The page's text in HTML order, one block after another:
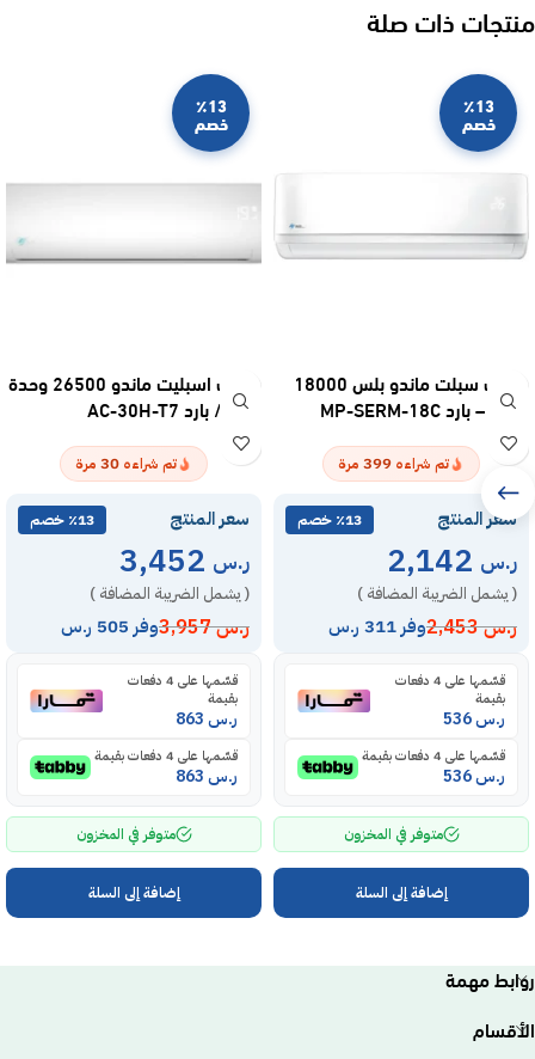
منتجات ذات صلة
٪13
خصم
مكيف سبلت ماندو بلس 18000
وحدة – بارد MP-SERM-18C
تم شراءه 399 مرة
سعر المنتج ٪13 خصم
ر.س
( يشمل الضريبة المضافة )
ر.س2,453 وفر 311 ر.س
قسّمها على 4 دفعات
بقيمة
ر.س
قسّمها على 4 دفعات بقيمة
ر.س
متوفر في المخزون
إضافة إلى السلة
٪13
خصم
مكيف اسبليت ماندو 26500 وحدة
– حار / بارد AC-30H-T7
تم شراءه 30 مرة
سعر المنتج ٪13 خصم
ر.س
( يشمل الضريبة المضافة )
ر.س3,957 وفر 505 ر.س
قسّمها على 4 دفعات
بقيمة
ر.س
قسّمها على 4 دفعات بقيمة
ر.س
متوفر في المخزون
إضافة إلى السلة
روابط مهمة
الأقسام